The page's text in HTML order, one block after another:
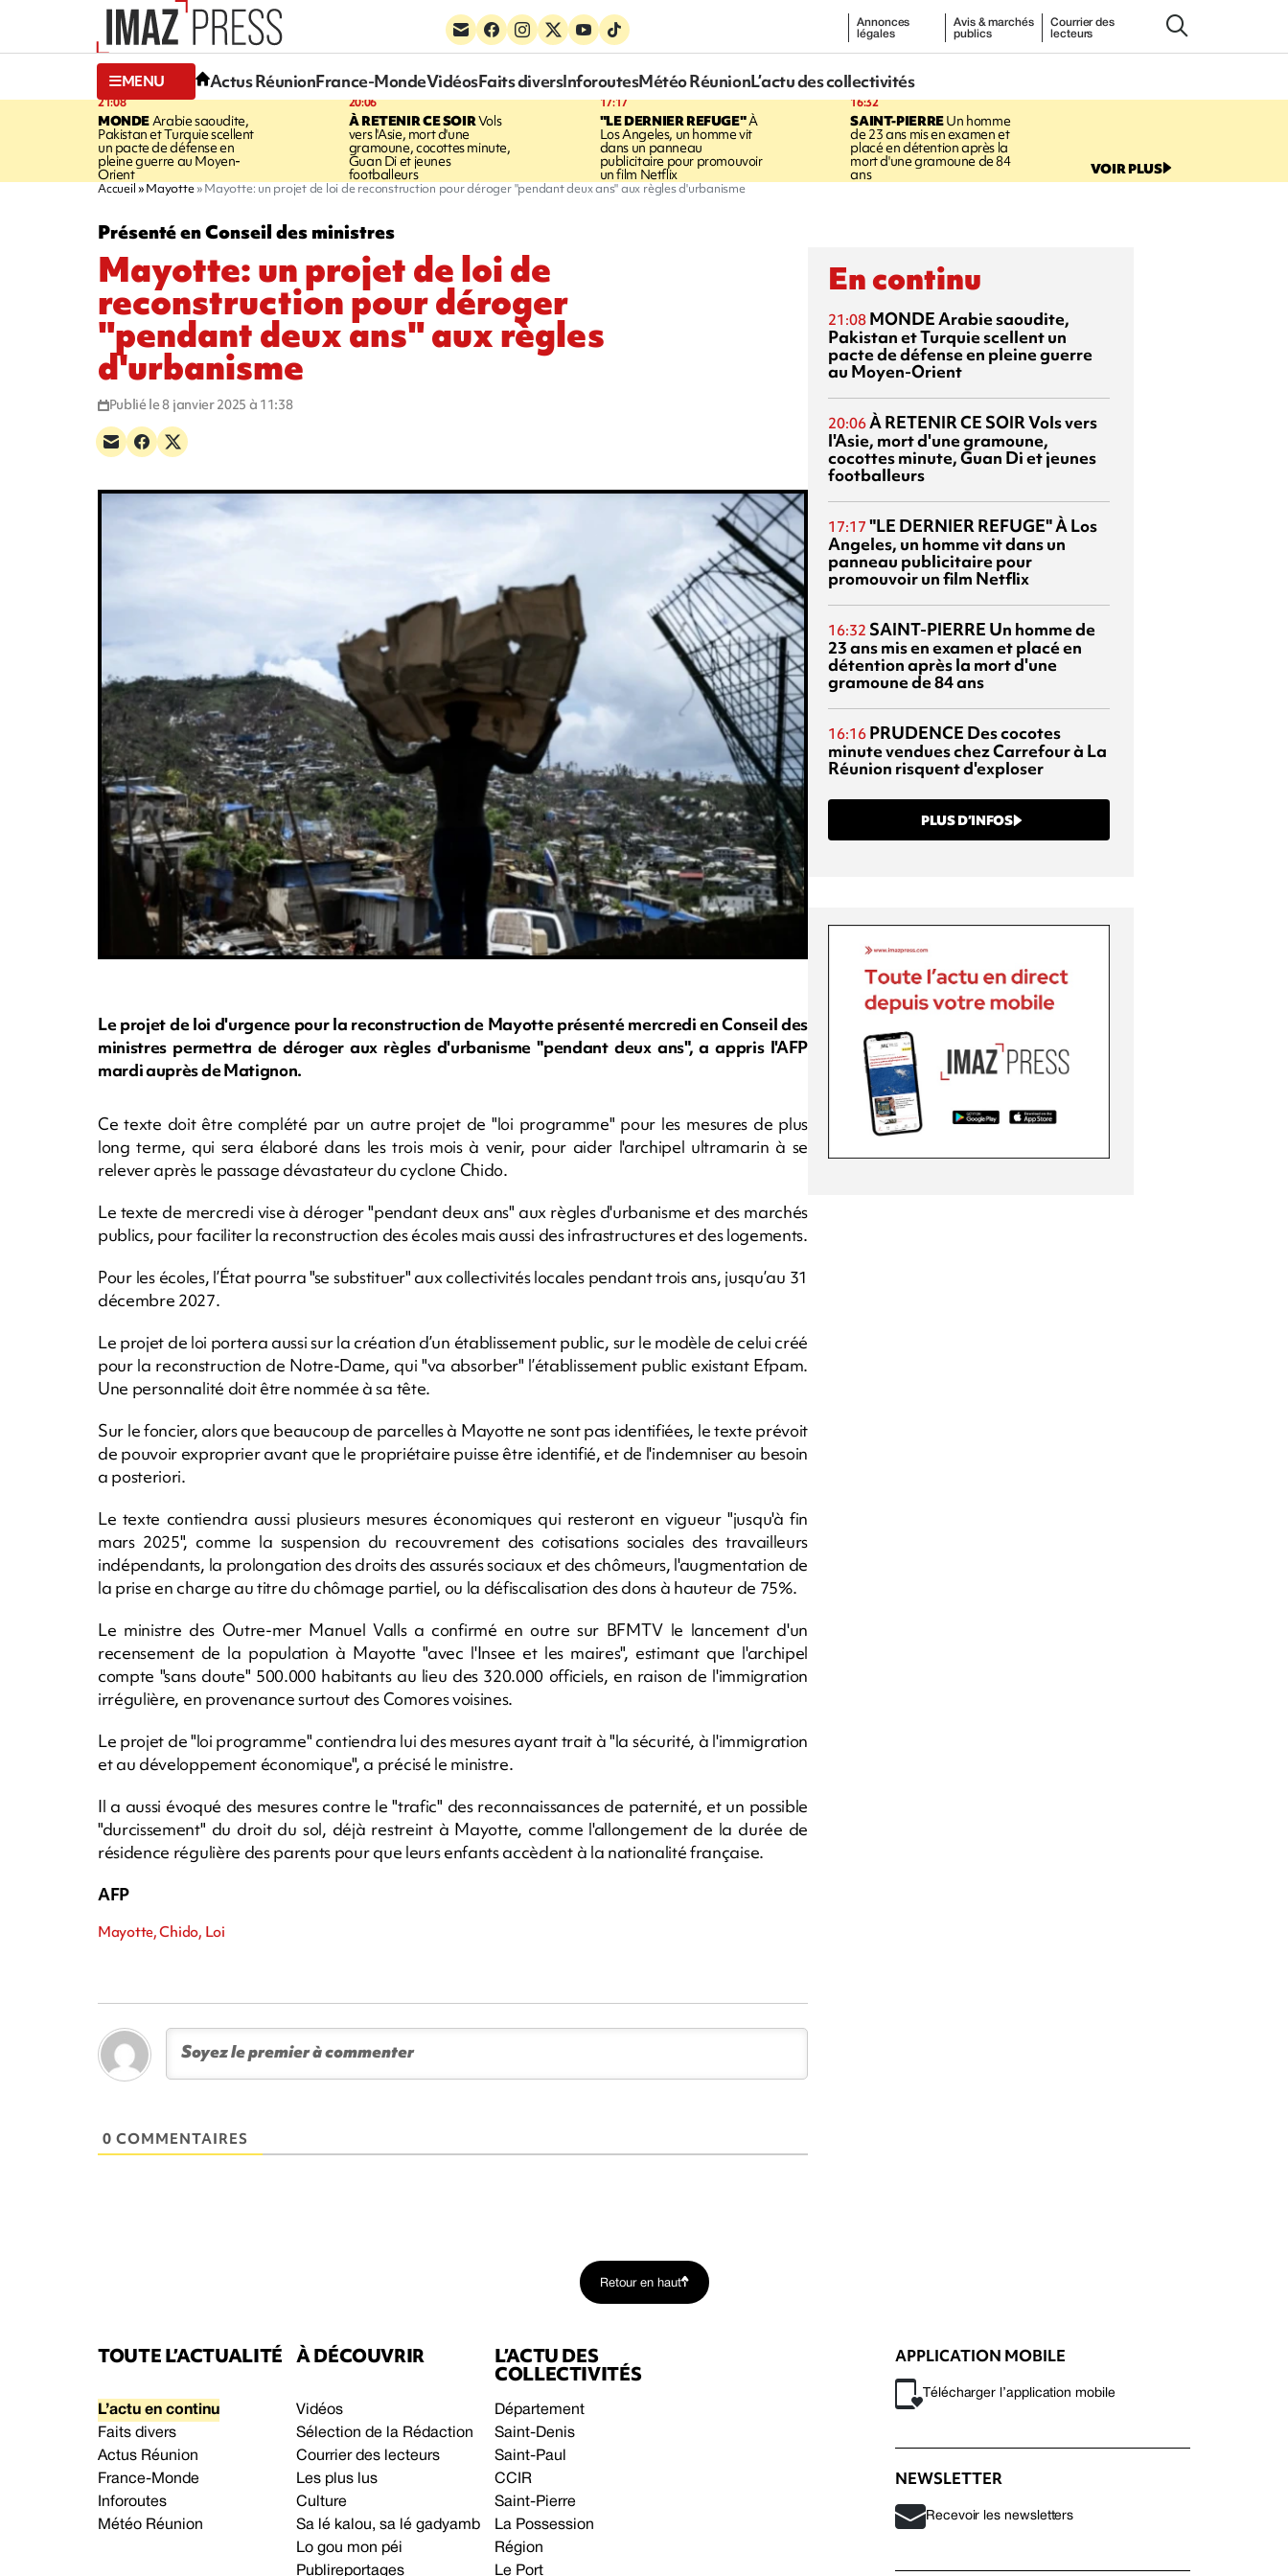
Annonces
légales
Avis & marchés
publics
Courrier des
lecteurs
MENU Actus RéunionFrance-MondeVidéosFaits diversInforoutesMétéo RéunionL’actu des collectivités
21:08
MONDE Arabie saoudite,
Pakistan et Turquie scellent
un pacte de défense en
pleine guerre au Moyen-
Orient
20:06
À RETENIR CE SOIRVols
vers l'Asie, mort d'une
gramoune, cocottes minute,
Guan Di et jeunes
footballeurs
17:17
"LE DERNIER REFUGE"À
Los Angeles, un homme vit
dans un panneau
publicitaire pour promouvoir
un film Netflix
16:32
SAINT-PIERREUn homme
de 23 ans mis en examen et
placé en détention après la
mort d'une gramoune de 84
ans VOIR PLUS
Accueil Mayotte Mayotte: un projet de loi de reconstruction pour déroger "pendant deux ans" aux règles d'urbanisme
Présenté en Conseil des ministres
Mayotte: un projet de loi de
reconstruction pour déroger
"pendant deux ans" aux règles
d'urbanisme
Publié le 8 janvier 2025 à 11:38
Le projet de loi d'urgence pour la reconstruction de Mayotte présenté mercredi en Conseil des
ministres permettra de déroger aux règles d'urbanisme "pendant deux ans", a appris l'AFP
mardi auprès de Matignon.
Ce texte doit être complété par un autre projet de "loi programme" pour les mesures de plus
long terme, qui sera élaboré dans les trois mois à venir, pour aider l'archipel ultramarin à se
relever après le passage dévastateur du cyclone Chido.
Le texte de mercredi vise à déroger "pendant deux ans" aux règles d'urbanisme et des marchés
publics, pour faciliter la reconstruction des écoles mais aussi des infrastructures et des logements.
Pour les écoles, l’État pourra "se substituer" aux collectivités locales pendant trois ans, jusqu’au 31
décembre 2027.
Le projet de loi portera aussi sur la création d’un établissement public, sur le modèle de celui créé
pour la reconstruction de Notre-Dame, qui "va absorber" l’établissement public existant Efpam.
Une personnalité doit être nommée à sa tête.
Sur le foncier, alors que beaucoup de parcelles à Mayotte ne sont pas identifiées, le texte prévoit
de pouvoir exproprier avant que le propriétaire puisse être identifié, et de l'indemniser au besoin
a posteriori.
Le texte contiendra aussi plusieurs mesures économiques qui resteront en vigueur "jusqu'à fin
mars 2025", comme la suspension du recouvrement des cotisations sociales des travailleurs
indépendants, la prolongation des droits des assurés sociaux et des chômeurs, l'augmentation de
la prise en charge au titre du chômage partiel, ou la défiscalisation des dons à hauteur de 75%.
Le ministre des Outre-mer Manuel Valls a confirmé en outre sur BFMTV le lancement d'un
recensement de la population à Mayotte "avec l'Insee et les maires", estimant que l'archipel
compte "sans doute" 500.000 habitants au lieu des 320.000 officiels, en raison de l'immigration
irrégulière, en provenance surtout des Comores voisines.
Le projet de "loi programme" contiendra lui des mesures ayant trait à "la sécurité, à l'immigration
et au développement économique", a précisé le ministre.
Il a aussi évoqué des mesures contre le "trafic" des reconnaissances de paternité, et un possible
"durcissement" du droit du sol, déjà restreint à Mayotte, comme l'allongement de la durée de
résidence régulière des parents pour que leurs enfants accèdent à la nationalité française.
AFP
Mayotte, Chido, Loi
0 COMMENTAIRES
En continu
21:08 MONDEArabie saoudite,
Pakistan et Turquie scellent un
pacte de défense en pleine guerre
au Moyen-Orient
20:06À RETENIR CE SOIRVols vers
l'Asie, mort d'une gramoune,
cocottes minute, Guan Di et jeunes
footballeurs
17:17 "LE DERNIER REFUGE"À Los
Angeles, un homme vit dans un
panneau publicitaire pour
promouvoir un film Netflix
16:32 SAINT-PIERRE Un homme de
23 ans mis en examen et placé en
détention après la mort d'une
gramoune de 84 ans
16:16 PRUDENCE Des cocotes
minute vendues chez Carrefour à La
Réunion risquent d'exploser
PLUS D’INFOS
Retour en haut
TOUTE L’ACTUALITÉ
L’actu en continu
Faits divers
Actus Réunion
France-Monde
Inforoutes
Météo Réunion
À DÉCOUVRIR
Vidéos
Sélection de la Rédaction
Courrier des lecteurs
Les plus lus
Culture
Sa lé kalou, sa lé gadyamb
Lo gou mon péi
Publireportages
L’ACTU DES
COLLECTIVITÉS
Département
Saint-Denis
Saint-Paul
CCIR
Saint-Pierre
La Possession
Région
Le Port
APPLICATION MOBILE
Télécharger l’application mobile
NEWSLETTER
Recevoir les newsletters